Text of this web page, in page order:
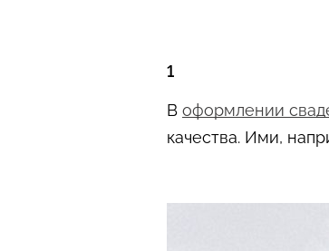
1
В оформлении
качества. Ими,